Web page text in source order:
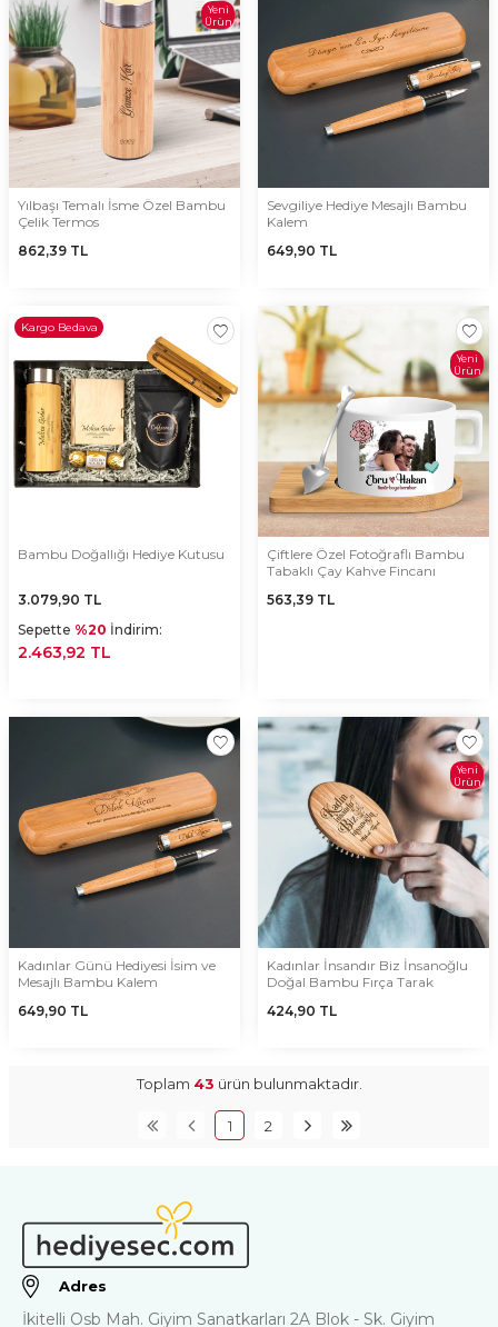
Yeni
Ürün
Yılbaşı Temalı İsme Özel Bambu
Çelik Termos
862,39 TL
Sevgiliye Hediye Mesajlı Bambu
Kalem
649,90 TL
Kargo Bedava
Bambu Doğallığı Hediye Kutusu
3.079,90 TL
Sepette %20 İndirim:
2.463,92 TL
Yeni
Ürün
Çiftlere Özel Fotoğraflı Bambu
Tabaklı Çay Kahve Fincanı
563,39 TL
Kadınlar Günü Hediyesi İsim ve
Mesajlı Bambu Kalem
649,90 TL
Yeni
Ürün
Kadınlar İnsandır Biz İnsanoğlu
Doğal Bambu Fırça Tarak
424,90 TL
Toplam 43 ürün bulunmaktadır.
1 2
Adres
İkitelli Osb Mah. Giyim Sanatkarları 2A Blok - Sk. Giyim